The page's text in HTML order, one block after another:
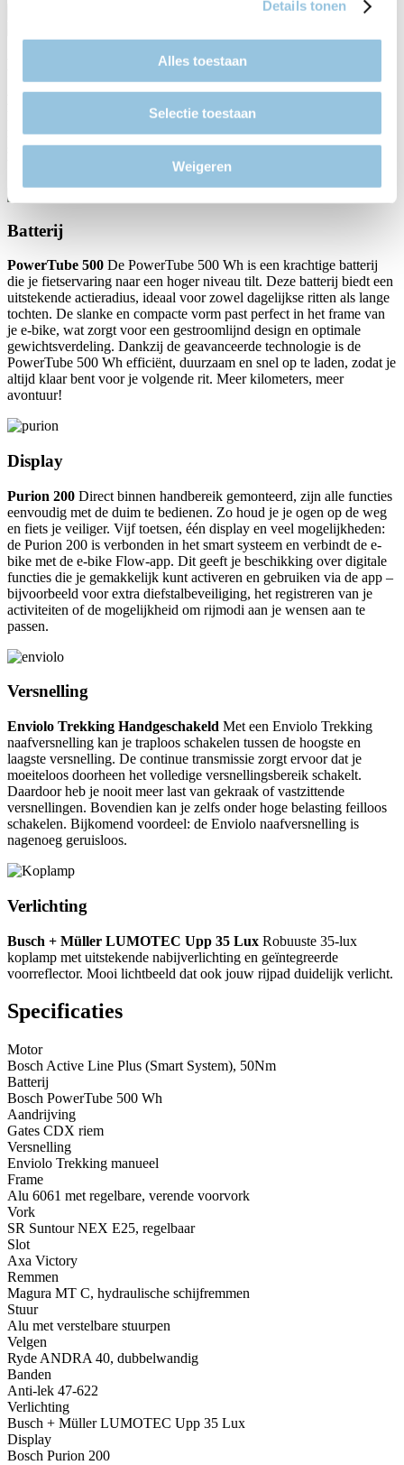
Details tonen
Alles toestaan
Selectie toestaan
Weigeren
krachtige Bosch Active Line Plus drive unit biedt duidelijk extra
rijplezier. Hij staat garant voor soepel bedieningsgemak. Geen
storende bijgeluiden, nauwelijks waarneembare trapweerstand
boven 25 km/u - zo eenvoudig is beleven en ontdekken.
Batterij
PowerTube 500 De PowerTube 500 Wh is een krachtige batterij
die je fietservaring naar een hoger niveau tilt. Deze batterij biedt een
uitstekende actieradius, ideaal voor zowel dagelijkse ritten als lange
tochten. De slanke en compacte vorm past perfect in het frame van
je e-bike, wat zorgt voor een gestroomlijnd design en optimale
gewichtsverdeling. Dankzij de geavanceerde technologie is de
PowerTube 500 Wh efficiënt, duurzaam en snel op te laden, zodat je
altijd klaar bent voor je volgende rit. Meer kilometers, meer
avontuur!
Display
Purion 200 Direct binnen handbereik gemonteerd, zijn alle functies
eenvoudig met de duim te bedienen. Zo houd je je ogen op de weg
en fiets je veiliger. Vijf toetsen, één display en veel mogelijkheden:
de Purion 200 is verbonden in het smart systeem en verbindt de e-
bike met de e-bike Flow-app. Dit geeft je beschikking over digitale
functies die je gemakkelijk kunt activeren en gebruiken via de app –
bijvoorbeeld voor extra diefstalbeveiliging, het registreren van je
activiteiten of de mogelijkheid om rijmodi aan je wensen aan te
passen.
Versnelling
Enviolo Trekking Handgeschakeld Met een Enviolo Trekking
naafversnelling kan je traploos schakelen tussen de hoogste en
laagste versnelling. De continue transmissie zorgt ervoor dat je
moeiteloos doorheen het volledige versnellingsbereik schakelt.
Daardoor heb je nooit meer last van gekraak of vastzittende
versnellingen. Bovendien kan je zelfs onder hoge belasting feilloos
schakelen. Bijkomend voordeel: de Enviolo naafversnelling is
nagenoeg geruisloos.
Verlichting
Busch + Müller LUMOTEC Upp 35 Lux Robuuste 35-lux
koplamp met uitstekende nabijverlichting en geïntegreerde
voorreflector. Mooi lichtbeeld dat ook jouw rijpad duidelijk verlicht.
Specificaties
Motor
Bosch Active Line Plus (Smart System), 50Nm
Batterij
Bosch PowerTube 500 Wh
Aandrijving
Gates CDX riem
Versnelling
Enviolo Trekking manueel
Frame
Alu 6061 met regelbare, verende voorvork
Vork
SR Suntour NEX E25, regelbaar
Slot
Axa Victory
Remmen
Magura MT C, hydraulische schijfremmen
Stuur
Alu met verstelbare stuurpen
Velgen
Ryde ANDRA 40, dubbelwandig
Banden
Anti-lek 47-622
Verlichting
Busch + Müller LUMOTEC Upp 35 Lux
Display
Bosch Purion 200